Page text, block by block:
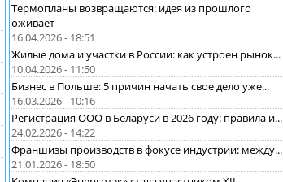
Термопланы возвращаются: идея из прошлого
оживает
16.04.2026 - 18:51
Жилые дома и участки в России: как устроен рынок...
10.04.2026 - 11:50
Бизнес в Польше: 5 причин начать свое дело уже...
16.03.2026 - 10:16
Регистрация ООО в Беларуси в 2026 году: правила и...
24.02.2026 - 14:22
Франшизы производств в фокусе индустрии: между...
21.01.2026 - 18:50